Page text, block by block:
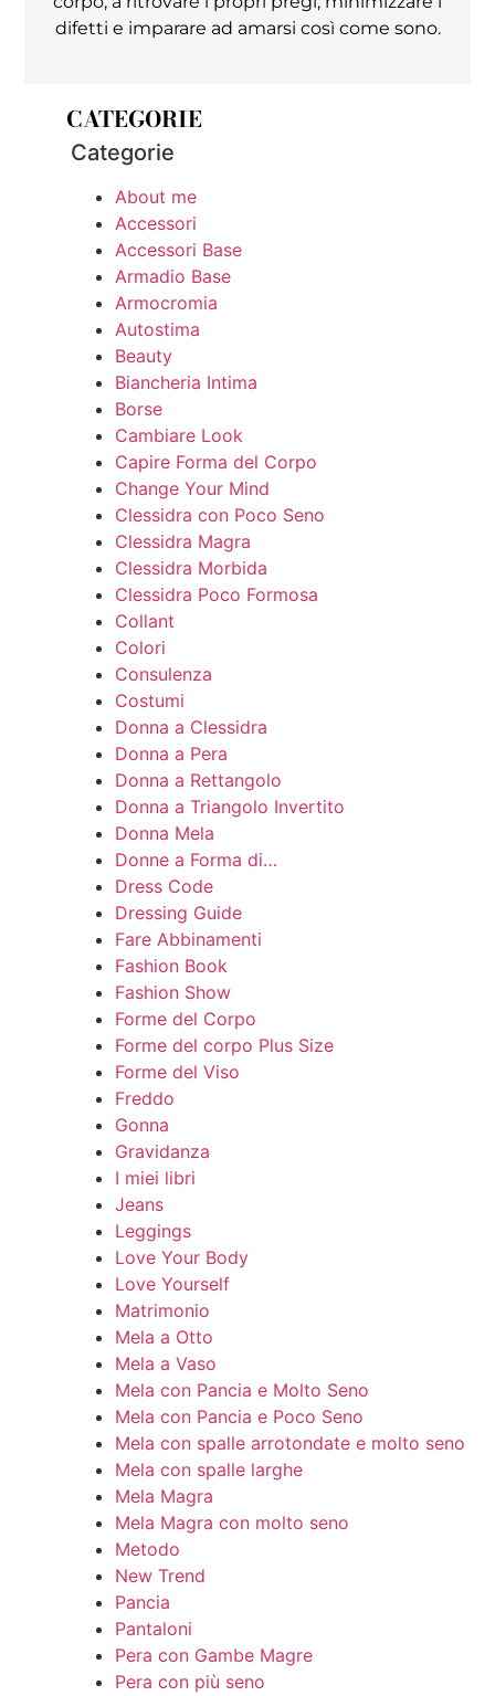
difetti e imparare ad amarsi così come sono.
CATEGORIE
Categorie
About me
Accessori
Accessori Base
Armadio Base
Armocromia
Autostima
Beauty
Biancheria Intima
Borse
Cambiare Look
Capire Forma del Corpo
Change Your Mind
Clessidra con Poco Seno
Clessidra Magra
Clessidra Morbida
Clessidra Poco Formosa
Collant
Colori
Consulenza
Costumi
Donna a Clessidra
Donna a Pera
Donna a Rettangolo
Donna a Triangolo Invertito
Donna Mela
Donne a Forma di…
Dress Code
Dressing Guide
Fare Abbinamenti
Fashion Book
Fashion Show
Forme del Corpo
Forme del corpo Plus Size
Forme del Viso
Freddo
Gonna
Gravidanza
I miei libri
Jeans
Leggings
Love Your Body
Love Yourself
Matrimonio
Mela a Otto
Mela a Vaso
Mela con Pancia e Molto Seno
Mela con Pancia e Poco Seno
Mela con spalle arrotondate e molto seno
Mela con spalle larghe
Mela Magra
Mela Magra con molto seno
Metodo
New Trend
Pancia
Pantaloni
Pera con Gambe Magre
Pera con più seno